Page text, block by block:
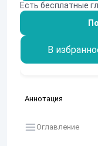
Есть бесплатные
В
Аннотация
Оглавление